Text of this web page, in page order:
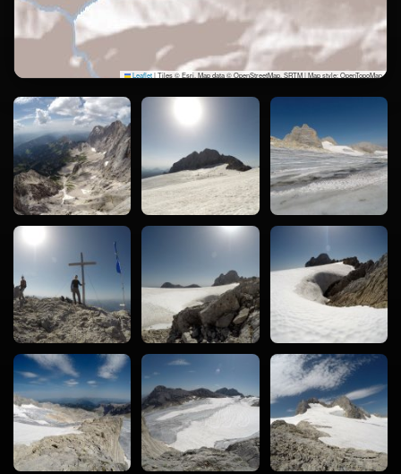
Leaflet|Tiles © Esri, Map data © OpenStreetMap, SRTM | Map style: OpenTopoMap